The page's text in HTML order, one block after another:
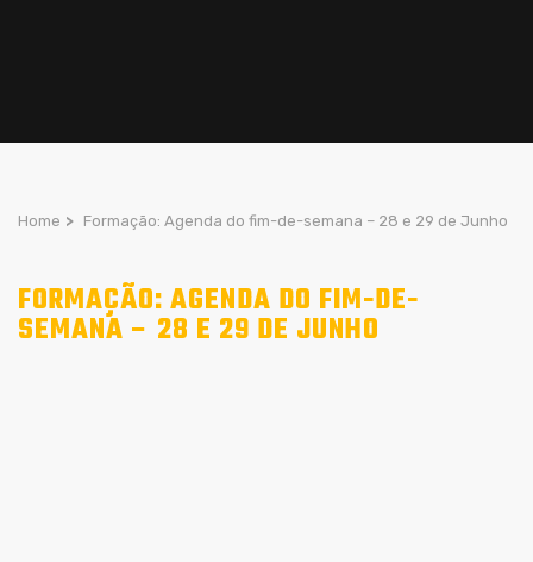
Home > Formação: Agenda do fim-de-semana – 28 e 29 de Junho
FORMAÇÃO: AGENDA DO FIM-DE-
SEMANA – 28 E 29 DE JUNHO